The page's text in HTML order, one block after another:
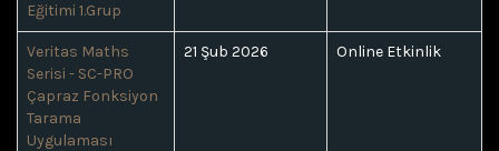
Eğitimi 1.Grup
Veritas Maths
Serisi - SC-PRO
Çapraz Fonksiyon
Tarama
Uygulaması
21 Şub 2026 Online Etkinlik